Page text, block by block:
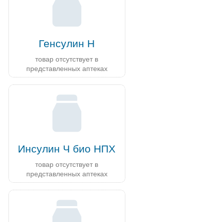
Генсулин Н
товар отсутствует в
представленных аптеках
Инсулин Ч био НПХ
товар отсутствует в
представленных аптеках